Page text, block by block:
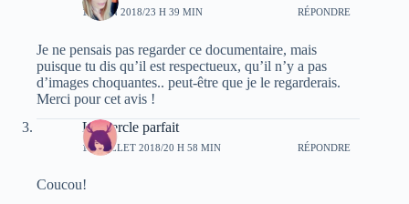
18 JUIN 2018/23 H 39 MIN RÉPONDRE
Je ne pensais pas regarder ce documentaire, mais
puisque tu dis qu’il est respectueux, qu’il n’y a pas
d’images choquantes.. peut-être que je le regarderais.
Merci pour cet avis !
Le Cercle parfait
16 JUILLET 2018/20 H 58 MIN RÉPONDRE
Coucou!